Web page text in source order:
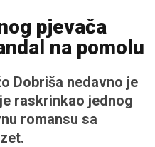
pjevača
na pomolu
Dobriša nedavno je
raskrinkao jednog
romansu sa